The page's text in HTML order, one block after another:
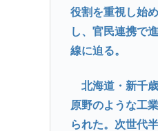
役割を重視し始
し、官民連携で
線に迫る。
北海道・新千
原野のような工
られた。次世代